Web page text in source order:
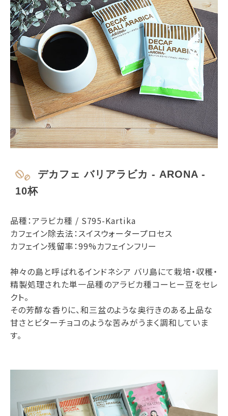
デカフェ バリアラビカ - ARONA -
10杯
品種：アラビカ種 / S795-Kartika
カフェイン除去法：スイスウォータープロセス
カフェイン残留率：99%カフェインフリー
神々の島と呼ばれるインドネシア バリ島にて栽培・収穫・
精製処理された単一品種のアラビカ種コーヒー豆をセレ
クト。
その芳醇な香りに、和三盆のような奥行きのある上品な
甘さとビターチョコのような苦みがうまく調和していま
す。